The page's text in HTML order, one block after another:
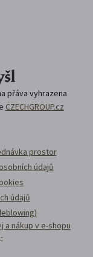
přáva vyhrazena
CZECHGROUP.cz
prostor
údajů
údajů
a nákup v e-shopu